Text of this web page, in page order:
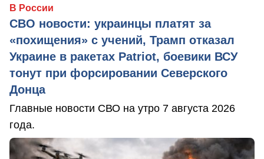
В России
СВО новости: украинцы платят за
«похищения» с учений, Трамп отказал
Украине в ракетах Patriot, боевики ВСУ
тонут при форсировании Северского
Донца
Главные новости СВО на утро 7 августа 2026
года.